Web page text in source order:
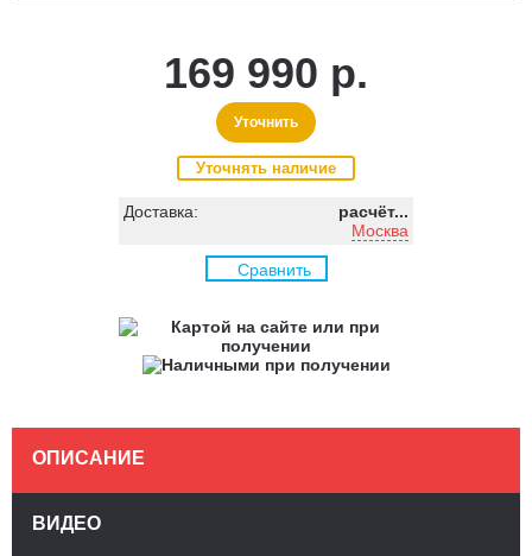
169 990 р.
Уточнить
Уточнять наличие
Доставка:
расчёт...
Москва
Сравнить
ОПИСАНИЕ
ВИДЕО